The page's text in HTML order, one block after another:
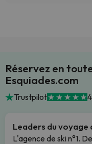
Réservez en
Esquiades.com
Trustpilot
Leaders du voyage
L'agence de ski n°1.